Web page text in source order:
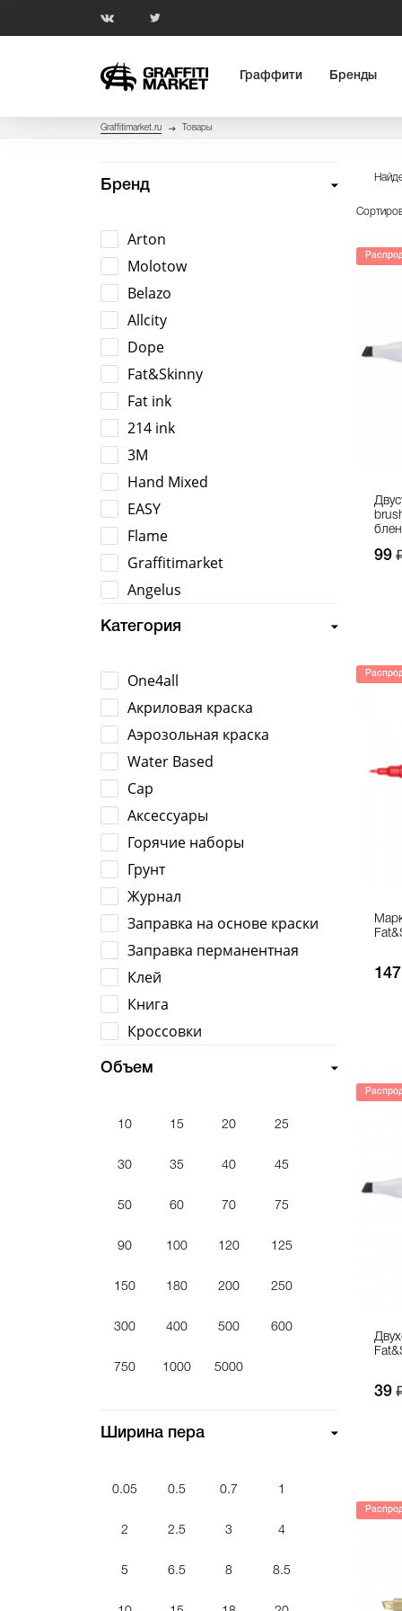
Граффити Бренды
Graffitimarket.ru Товары
Бренд
Arton
Molotow
Belazo
Allcity
Dope
Fat&Skinny
Fat ink
214 ink
3M
Hand Mixed
EASY
Flame
Graffitimarket
Angelus
Grog
Mad Skills
Markal
Montana
Mr.Serious
Needs Wall
Night Quill
Pinax
Sipa
Sprayer
Tarrago
TITANS
Urban Classics
On the run
Stealth ink
Uni
Unibob
Категория
One4all
Акриловая краска
Аэрозольная краска
Water Based
Cap
Аксессуары
Горячие наборы
Грунт
Журнал
Заправка на основе краски
Заправка перманентная
Клей
Книга
Кроссовки
Маркер для скетчей
Маркер под заправку
Наклейки
Сквизер
Сменный модуль
Стикербук
Объем
10 15 20 25
30 35 40 45
50 60 70 75
90 100 120 125
150 180 200 250
300 400 500 600
750 1000 5000
Ширина пера
0.05 0.5 0.7 1
2 2.5 3 4
5 6.5 8 8.5
99
147
39